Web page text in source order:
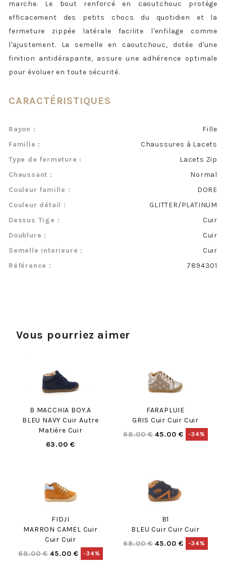
marche. Le bout renforcé en caoutchouc protège
efficacement des petits chocs du quotidien et la
fermeture zippée latérale facilite l'enfilage comme
l'ajustement. La semelle en caoutchouc, dotée d'une
finition antidérapante, assure une adhérence optimale
pour évoluer en toute sécurité.
CARACTÉRISTIQUES
Rayon :
Fille
Famille :
Chaussures à Lacets
Type de fermeture :
Lacets Zip
Chaussant :
Normal
Couleur famille :
DORE
Couleur détail :
GLITTER/PLATINUM
Dessus Tige :
Cuir
Doublure :
Cuir
Semelle interieure :
Cuir
Référence :
7894301
Vous pourriez aimer
B MACCHIA BOY.A
BLEU NAVY Cuir Autre
Matière Cuir
63.00 €
FARAPLUIE
GRIS Cuir Cuir Cuir
68.00 € 45.00 € -34%
FIDJI
MARRON CAMEL Cuir
Cuir Cuir
68.00 € 45.00 € -34%
B1
BLEU Cuir Cuir Cuir
68.00 € 45.00 € -34%